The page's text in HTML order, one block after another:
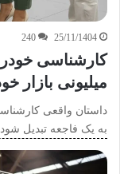
25/11/1404
240
کارشناسی
میلیونی بازار
داستان واقعی
به یک فاجعه تبدیل